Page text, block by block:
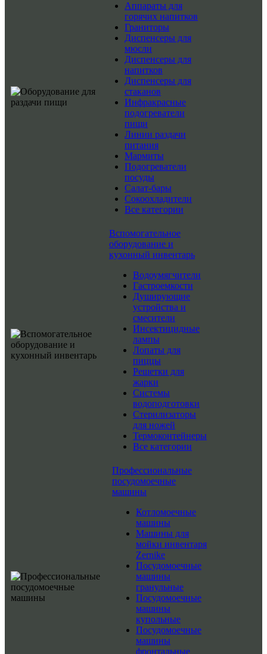
Аппараты для
горячих напитков
Граниторы
Диспенсеры для
мюсли
Диспенсеры для
напитков
Диспенсеры для
стаканов
Инфракрасные
подогреватели
пищи
Линии раздачи
питания
Мармиты
Подогреватели
посуды
Салат-бары
Сокоохладители
Все категории
Вспомогательное
оборудование и
кухонный инвентарь
Водоумягчители
Гастроемкости
Душирующие
устройства и
смесители
Инсектицидные
лампы
Лопаты для
пиццы
Решетки для
жарки
Системы
водоподготовки
Стерилизаторы
для ножей
Термоконтейнеры
Все категории
Профессиональные
посудомоечные
машины
Котломоечные
машины
Машины для
мойки инвентаря
Zernike
Посудомоечные
машины
гранульные
Посудомоечные
машины
купольные
Посудомоечные
машины
фронтальные